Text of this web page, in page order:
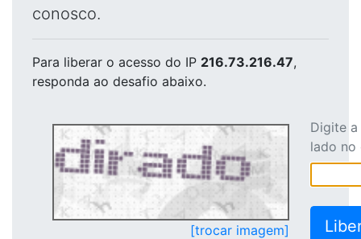
conosco.
Para liberar o acesso do IP 216.73.216.47,
responda ao desafio abaixo.
[trocar imagem]
Digite
lado no